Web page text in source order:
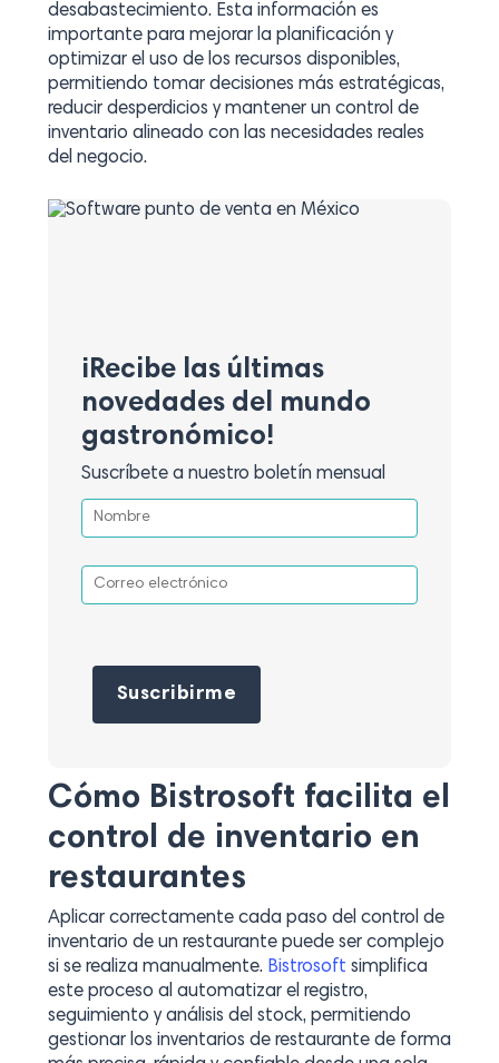
desabastecimiento. Esta información es
importante para mejorar la planificación y
optimizar el uso de los recursos disponibles,
permitiendo tomar decisiones más estratégicas,
reducir desperdicios y mantener un control de
inventario alineado con las necesidades reales
del negocio.
¡Recibe las últimas
novedades del mundo
gastronómico!
Suscríbete a nuestro boletín mensual
Cómo Bistrosoft facilita el
control de inventario en
restaurantes
Aplicar correctamente cada paso del control de
inventario de un restaurante puede ser complejo
si se realiza manualmente. Bistrosoft simplifica
este proceso al automatizar el registro,
seguimiento y análisis del stock, permitiendo
gestionar los inventarios de restaurante de forma